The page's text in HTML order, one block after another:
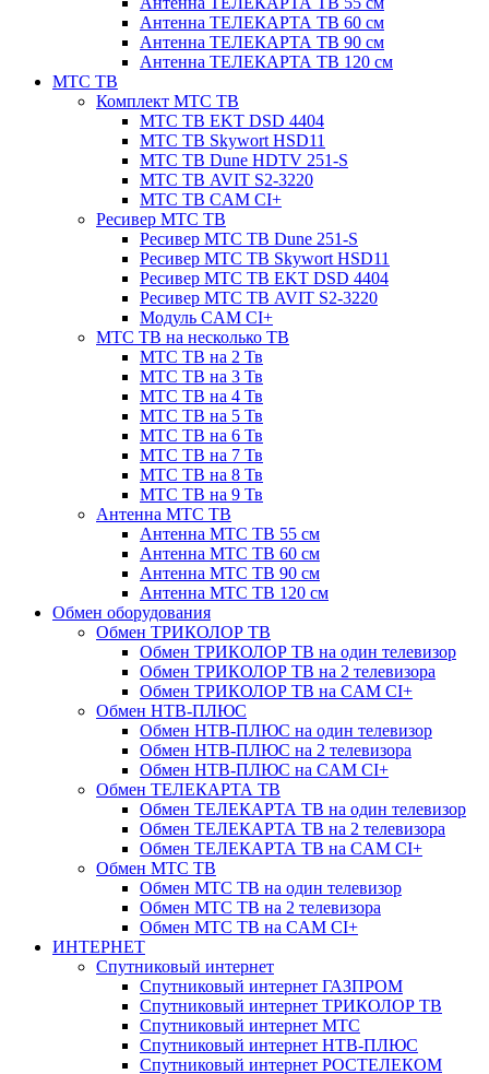
Антенна ТЕЛЕКАРТА ТВ 60 см
Антенна ТЕЛЕКАРТА ТВ 90 см
Антенна ТЕЛЕКАРТА ТВ 120 см
МТС ТВ
Комплект МТС ТВ
МТС ТВ EKT DSD 4404
МТС ТВ Skywort HSD11
МТС ТВ Dune HDTV 251-S
МТС ТВ AVIT S2-3220
МТС ТВ CAM CI+
Ресивер МТС ТВ
Ресивер МТС ТВ Dune 251-S
Ресивер МТС ТВ Skywort HSD11
Ресивер МТС ТВ EKT DSD 4404
Ресивер МТС ТВ AVIT S2-3220
Модуль CAM CI+
МТС ТВ на несколько ТВ
МТС ТВ на 2 Тв
МТС ТВ на 3 Тв
МТС ТВ на 4 Тв
МТС ТВ на 5 Тв
МТС ТВ на 6 Тв
МТС ТВ на 7 Тв
МТС ТВ на 8 Тв
МТС ТВ на 9 Тв
Антенна МТС ТВ
Антенна МТС ТВ 55 см
Антенна МТС ТВ 60 см
Антенна МТС ТВ 90 см
Антенна МТС ТВ 120 см
Обмен оборудования
Обмен ТРИКОЛОР ТВ
Обмен ТРИКОЛОР ТВ на один телевизор
Обмен ТРИКОЛОР ТВ на 2 телевизора
Обмен ТРИКОЛОР ТВ на CAM CI+
Обмен НТВ-ПЛЮС
Обмен НТВ-ПЛЮС на один телевизор
Обмен НТВ-ПЛЮС на 2 телевизора
Обмен НТВ-ПЛЮС на CAM CI+
Обмен ТЕЛЕКАРТА ТВ
Обмен ТЕЛЕКАРТА ТВ на один телевизор
Обмен ТЕЛЕКАРТА ТВ на 2 телевизора
Обмен ТЕЛЕКАРТА ТВ на CAM CI+
Обмен МТС ТВ
Обмен МТС ТВ на один телевизор
Обмен МТС ТВ на 2 телевизора
Обмен МТС ТВ на CAM CI+
ИНТЕРНЕТ
Спутниковый интернет
Спутниковый интернет ГАЗПРОМ
Спутниковый интернет ТРИКОЛОР ТВ
Спутниковый интернет МТС
Спутниковый интернет НТВ-ПЛЮС
Спутниковый интернет РОСТЕЛЕКОМ